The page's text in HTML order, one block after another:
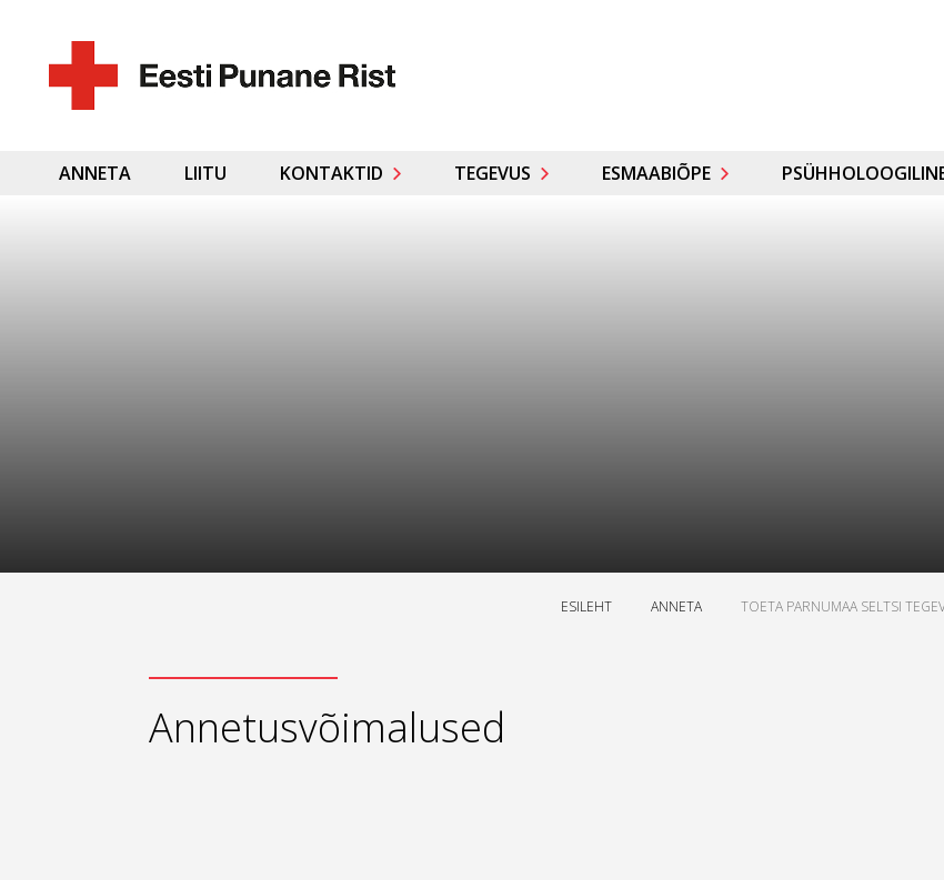
ANNETA LIITU KONTAKTID TEGEVUS ESMAABIÕPE
ESILEHT ANNETA TOETA PARNUMAA SELTSI
Annetusvõimalused